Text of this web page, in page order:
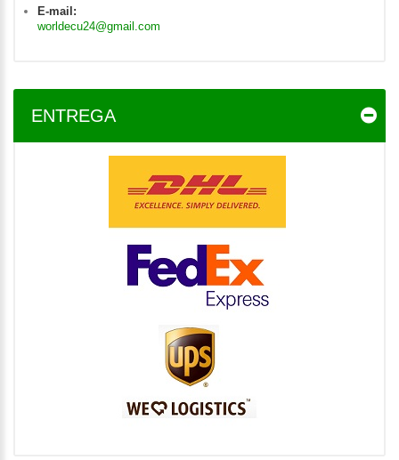
E-mail:
worldecu24@gmail.com
ENTREGA